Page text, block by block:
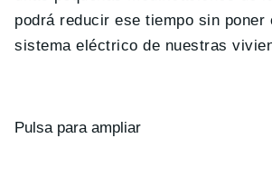
podrá reducir ese tiempo sin poner
sistema eléctrico de nuestras
Pulsa para ampliar